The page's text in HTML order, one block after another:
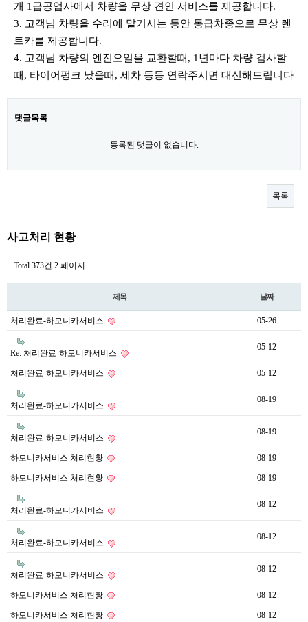
개 1급공업사에서 차량을 무상 견인 서비스를 제공합니다.
3. 고객님 차량을 수리에 맡기시는 동안 동급차종으로 무상 렌
트카를 제공합니다.
4. 고객님 차량의 엔진오일을 교환할때, 1년마다 차량 검사할
때, 타이어펑크 났을때, 세차 등등 연락주시면 대신해드립니다
댓글목록
등록된 댓글이 없습니다.
목록
사고처리 현황
Total 373건 2 페이지
제목 날짜
처리완료-하모니카서비스 05-26
Re: 처리완료-하모니카서비스
05-12
처리완료-하모니카서비스 05-12
처리완료-하모니카서비스
08-19
처리완료-하모니카서비스
08-19
하모니카서비스 처리현황 08-19
하모니카서비스 처리현황 08-19
처리완료-하모니카서비스
08-12
처리완료-하모니카서비스
08-12
처리완료-하모니카서비스
08-12
하모니카서비스 처리현황 08-12
하모니카서비스 처리현황 08-12